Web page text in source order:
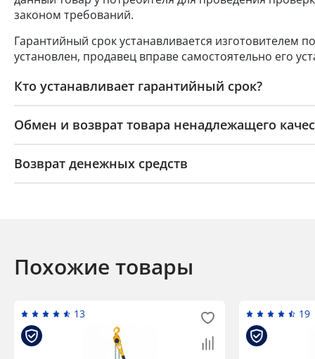
законом требований.
Гарантийный срок устанавливается изготовителем
установлен, продавец вправе самостоятельно его
Кто устанавливает гарантийный срок?
Обмен и возврат товара ненадлежащего
Возврат денежных средств
Похожие товары
13 19